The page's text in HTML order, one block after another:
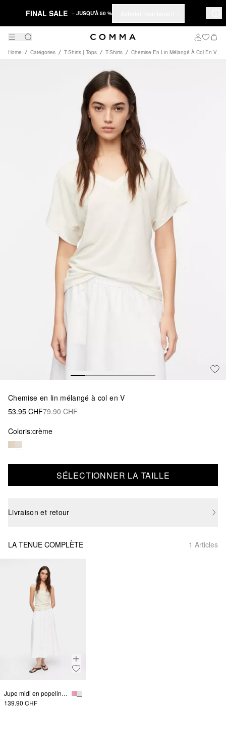
FINAL SALE – JUSQU'À 50 %
Home Catégories T-Shirts | Tops T-Shirts Chemise En Lin Mélangé À Col En V
Chemise en lin mélangé à col en V
53.95 CHF79.90 CHF
Coloris:crème
SÉLECTIONNER LA TAILLE
Livraison et retour
LA TENUE COMPLÈTE 1 Articles
Jupe midi en popeline avec poches
139.90 CHF